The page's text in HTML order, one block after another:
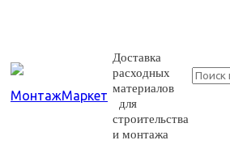
Доставка
расходных
материалов
для
строительства
и монтажа